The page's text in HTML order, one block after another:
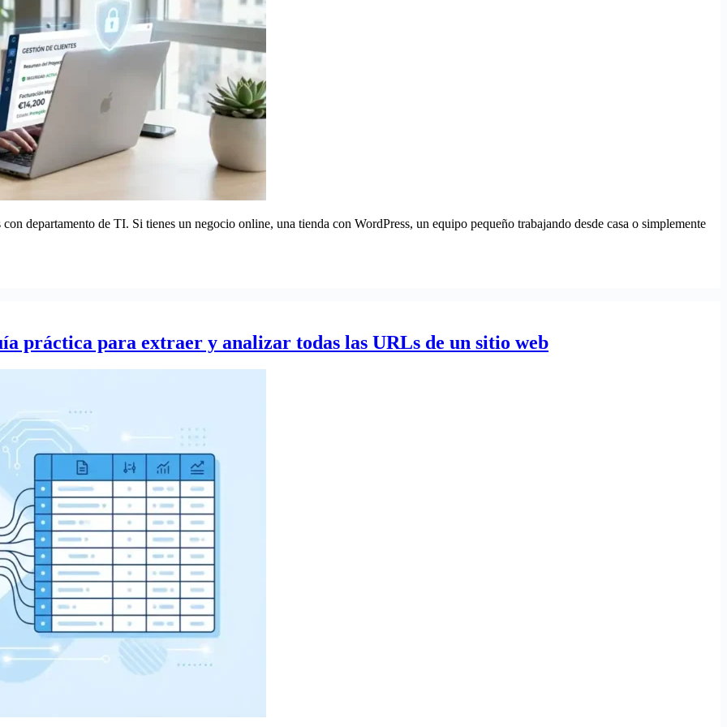
departamento de TI. Si tienes un negocio online, una tienda con WordPress, un equipo pequeño trabajando desde casa o simplemente
práctica para extraer y analizar todas las URLs de un sitio web